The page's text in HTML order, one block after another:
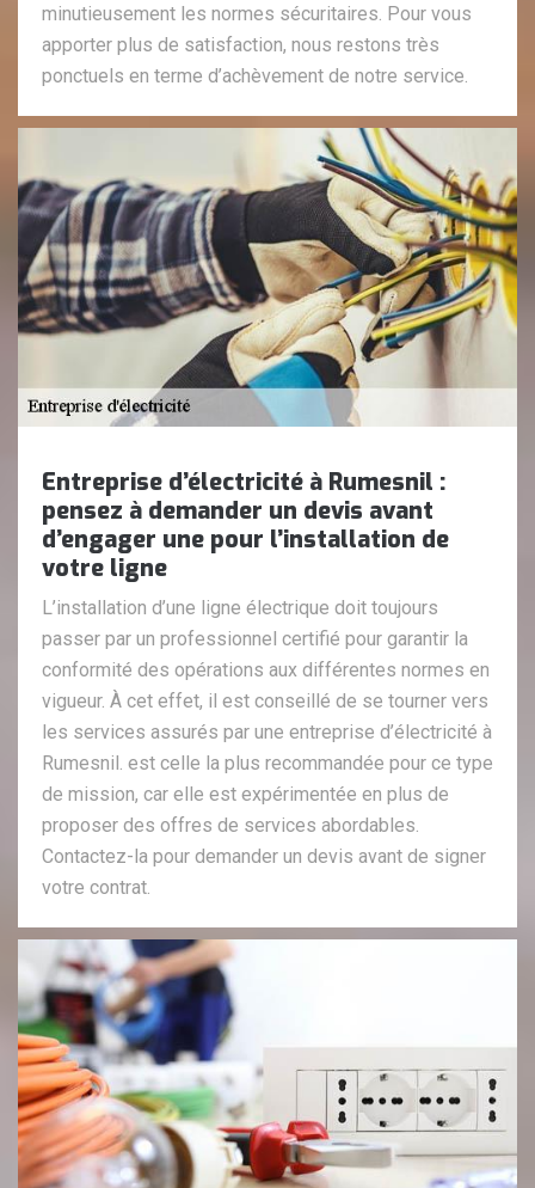
minutieusement les normes sécuritaires. Pour vous
apporter plus de satisfaction, nous restons très
ponctuels en terme d’achèvement de notre service.
Entreprise d’électricité à Rumesnil :
pensez à demander un devis avant
d’engager une pour l’installation de
votre ligne
L’installation d’une ligne électrique doit toujours
passer par un professionnel certifié pour garantir la
conformité des opérations aux différentes normes en
vigueur. À cet effet, il est conseillé de se tourner vers
les services assurés par une entreprise d’électricité à
Rumesnil. est celle la plus recommandée pour ce type
de mission, car elle est expérimentée en plus de
proposer des offres de services abordables.
Contactez-la pour demander un devis avant de signer
votre contrat.